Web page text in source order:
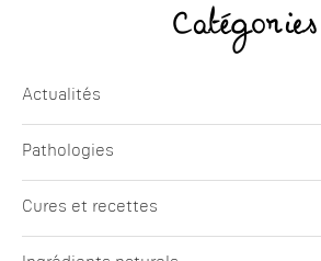
Catégories
Actualités
Pathologies
Cures et recettes